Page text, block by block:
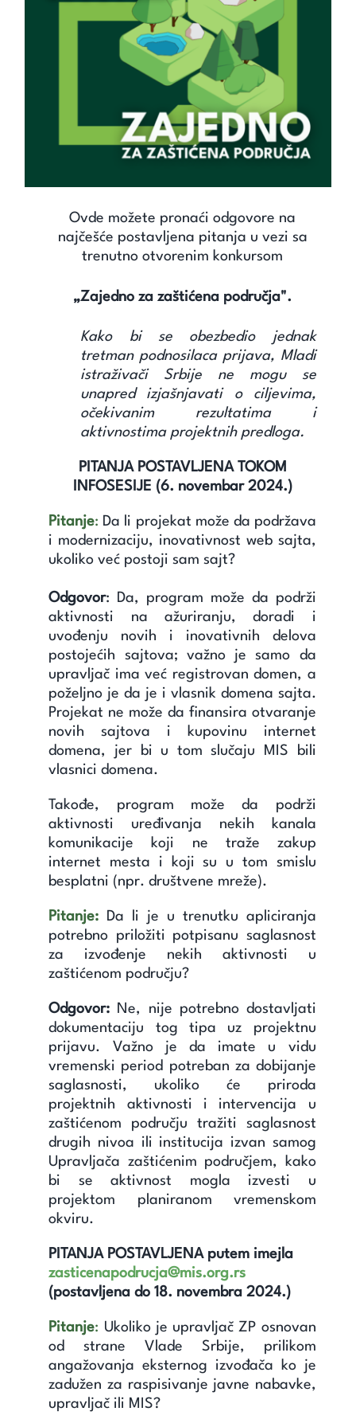
Unapredi znanje
Ovde možete pronaći odgovore na
najčešće postavljena pitanja u vezi sa
trenutno otvorenim konkursom
„Zajedno za zaštićena područja".
Kako bi se obezbedio jednak
tretman podnosilaca prijava, Mladi
istraživači Srbije ne mogu se
unapred izjašnjavati o ciljevima,
očekivanim rezultatima i
aktivnostima projektnih predloga.
PITANJA POSTAVLJENA TOKOM
INFOSESIJE (6. novembar 2024.)
Pitanje: Da li projekat može da podržava
i modernizaciju, inovativnost web sajta,
ukoliko već postoji sam sajt?
Odgovor:
Da, program može da podrži
aktivnosti na ažuriranju, doradi i
uvođenju novih i inovativnih delova
postojećih sajtova; važno je samo da
upravljač ima već registrovan domen, a
poželjno je da je i vlasnik domena sajta.
Projekat ne može da finansira otvaranje
novih sajtova i kupovinu internet
domena, jer bi u tom slučaju MIS bili
vlasnici domena.
Takođe, program može da podrži
aktivnosti uređivanja nekih kanala
komunikacije koji ne traže zakup
internet mesta i koji su u tom smislu
besplatni (npr. društvene mreže).
Pitanje: Da li je u trenutku apliciranja
potrebno priložiti potpisanu saglasnost
za izvođenje nekih aktivnosti u
zaštićenom području?
Odgovor: Ne, nije potrebno dostavljati
dokumentaciju tog tipa uz projektnu
prijavu. Važno je da imate u vidu
vremenski period potreban za dobijanje
saglasnosti, ukoliko će priroda
projektnih aktivnosti i intervencija u
zaštićenom području tražiti saglasnost
drugih nivoa ili institucija izvan samog
Upravljača zaštićenim područjem, kako
bi se aktivnost mogla izvesti u
projektom planiranom vremenskom
okviru.
PITANJA POSTAVLJENA putem imejla
zasticenapodrucja@mis.org.rs
(postavljenado 18. novembra 2024.)
Pitanje: Ukoliko je upravljač ZP osnovan
od strane Vlade Srbije, prilikom
angažovanja eksternog izvođača ko je
zadužen za raspisivanje javne nabavke,
upravljač ili MIS?